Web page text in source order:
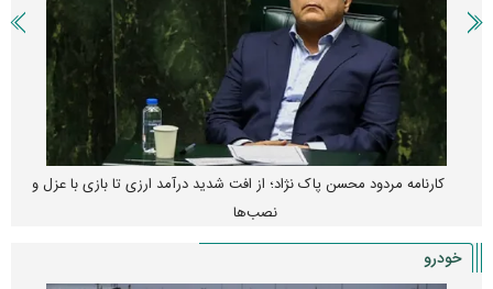
کارنامه مردود محسن پاک‌ نژاد؛ از افت شدید درآمد ارزی تا بازی با عزل و
نصب‌ها
خودرو